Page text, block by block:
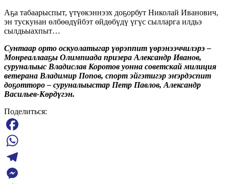
Аҕа табаарыспыт, үтүөкэннээх доҕорбут Николай Иванович,
эн тускунан өлбөөдүйбэт өйдөбүдү үгүс сылларга илдьэ
сылдьыахпыт…
Сунтаар орто оскуолатыгар үөрэппит үөрэнээччилэрэ –
Монреаллааҕы Олимпиада призера Александр Иванов,
суруналыыс Владислав Коротов уонна советскай милиция
ветерана Владимир Попов, спорт эйгэтигэр эҥэрдэспит
доҕотторо – суруналыыстар Петр Павлов, Александр
Васильев-Көрдүгэн.
Поделиться:
Facebook
WhatsApp
Telegram